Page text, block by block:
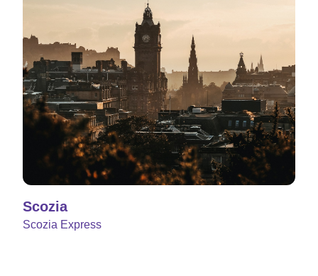
Scozia
Scozia Express